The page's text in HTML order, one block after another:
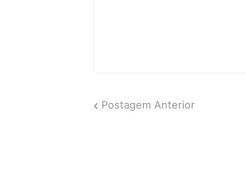
Postagem Anterior